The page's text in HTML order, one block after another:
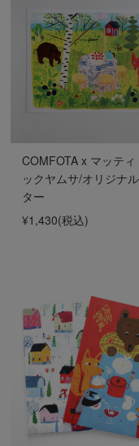
COMFOTA x マッティ
ックヤムサ/オリジナ
ター
¥1,430(税込)